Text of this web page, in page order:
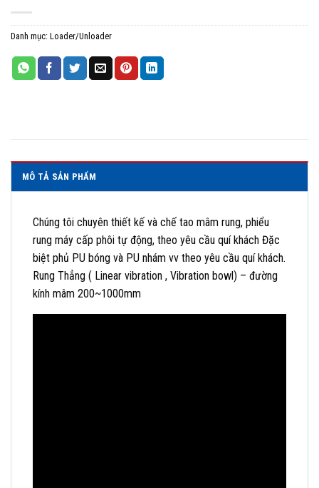
Danh mục: Loader/Unloader
MÔ TẢ SẢN PHẨM
Chúng tôi chuyên thiết kế và chế tao mâm rung, phiểu
rung máy cấp phôi tự động, theo yêu cầu quí khách Đặc
biệt phủ PU bóng và PU nhám vv theo yêu cầu quí khách.
Rung Thẳng ( Linear vibration , Vibration bowl) – đường
kính mâm 200~1000mm